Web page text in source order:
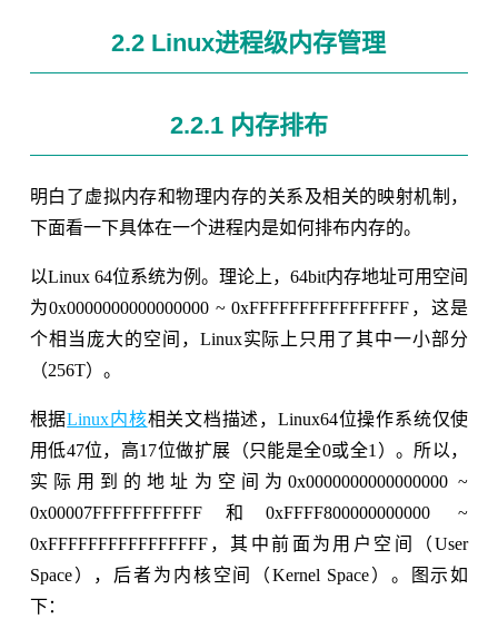
2.2 Linux进程级内存管理
2.2.1 内存排布
明白了虚拟内存和物理内存的关系及相关的映射机制，
下面看一下具体在一个进程内是如何排布内存的。
以Linux 64位系统为例。理论上，64bit内存地址可用空间
为0x0000000000000000 ~ 0xFFFFFFFFFFFFFFFF，这是
个相当庞大的空间，Linux实际上只用了其中一小部分
（256T）。
根据Linux内核相关文档描述，Linux64位操作系统仅使
用低47位，高17位做扩展（只能是全0或全1）。所以，
实际用到的地址为空间为0x0000000000000000 ~
0x00007FFFFFFFFFFF和0xFFFF800000000000 ~
0xFFFFFFFFFFFFFFFF，其中前面为用户空间（User
Space），后者为内核空间（Kernel Space）。图示如
下：